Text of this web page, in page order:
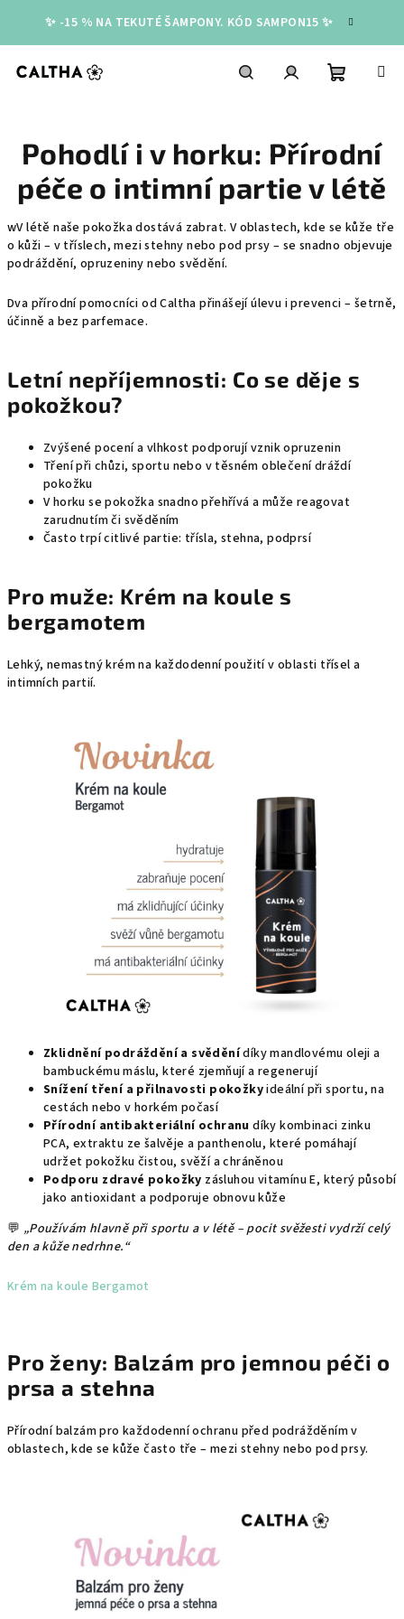
obsah
✨ -15 % NA TEKUTÉ ŠAMPONY. KÓD SAMPON15 ✨
košík
Pohodlí i v horku: Přírodní
péče o intimní partie v létě
wV létě naše pokožka dostává zabrat. V oblastech, kde se kůže tře
o kůži – v tříslech, mezi stehny nebo pod prsy – se snadno objevuje
podráždění, opruzeniny nebo svědění.
Dva přírodní pomocníci od Caltha přinášejí úlevu i prevenci – šetrně,
účinně a bez parfemace.
Letní nepříjemnosti: Co se děje s
pokožkou?
Zvýšené pocení a vlhkost podporují vznik opruzenin
Tření při chůzi, sportu nebo v těsném oblečení dráždí
pokožku
V horku se pokožka snadno přehřívá a může reagovat
zarudnutím či svěděním
Často trpí citlivé partie: třísla, stehna, podprsí
Pro muže: Krém na koule s
bergamotem
Lehký, nemastný krém na každodenní použití v oblasti třísel a
intimních partií.
Zklidnění podráždění a svěděnídíky mandlovému oleji a
bambuckému máslu, které zjemňují a regenerují
Snížení tření a přilnavosti pokožkyideální při sportu, na
cestách nebo v horkém počasí
Přírodní antibakteriální ochranudíky kombinaci zinku
PCA, extraktu ze šalvěje a panthenolu, které pomáhají
udržet pokožku čistou, svěží a chráněnou
Podporu zdravé pokožky zásluhou vitamínu E, který působí
jako antioxidant a podporuje obnovu kůže
💬 „Používám hlavně při sportu a v létě – pocit svěžesti vydrží celý
den a kůže nedrhne.“
Krém na koule Bergamot
Pro ženy: Balzám pro jemnou péči o
prsa a stehna
Přírodní balzám pro každodenní ochranu před podrážděním v
oblastech, kde se kůže často tře – mezi stehny nebo pod prsy.